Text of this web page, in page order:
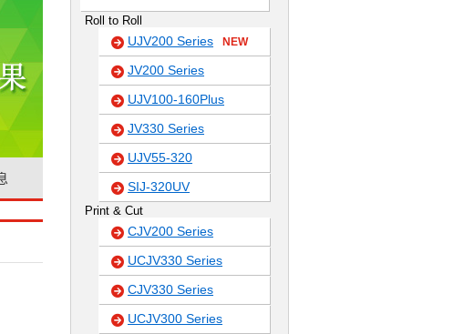
Roll to Roll
UJV200 Series NEW
JV200 Series
UJV100-160Plus
JV330 Series
UJV55-320
SIJ-320UV
Print & Cut
CJV200 Series
UCJV330 Series
CJV330 Series
UCJV300 Series